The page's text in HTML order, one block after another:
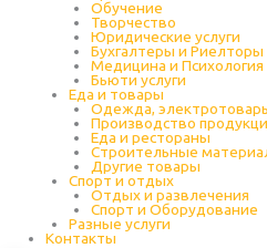
Обучение
Творчество
Юридические услуги
Бухгалтеры и Риелторы
Медицина и Психология
Бьюти услуги
Еда и товары
Одежда,
Производство
Еда и рестораны
Строительные
Другие товары
Спорт и отдых
Отдых и развлечения
Спорт и Оборудование
Разные услуги
Контакты